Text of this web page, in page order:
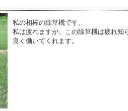
私の相棒の除草機です。
私は疲れますが、この除草機は疲れ知
良く働いてくれます。